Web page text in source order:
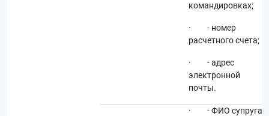
командировках;
· - номер
расчетного счета;
· - адрес
электронной
почты.
· - ФИО супруга/